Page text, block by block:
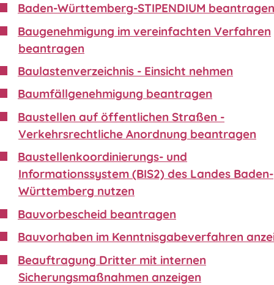
Baden-Württemberg-STIPENDIUM beantragen
Baugenehmigung im vereinfachten Verfahren
beantragen
Baulastenverzeichnis - Einsicht nehmen
Baumfällgenehmigung beantragen
Baustellen auf öffentlichen Straßen -
Verkehrsrechtliche Anordnung beantragen
Baustellenkoordinierungs- und
Informationssystem (BIS2) des Landes Baden-
Württemberg nutzen
Bauvorbescheid beantragen
Bauvorhaben im Kenntnisgabeverfahren
Beauftragung Dritter mit internen
Sicherungsmaßnahmen anzeigen